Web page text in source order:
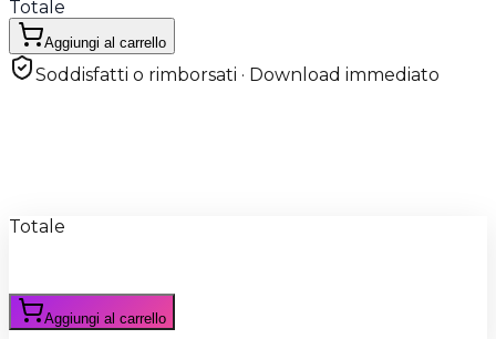
Totale
Aggiungi al carrello
Soddisfatti o rimborsati · Download immediato
Totale
Aggiungi al carrello